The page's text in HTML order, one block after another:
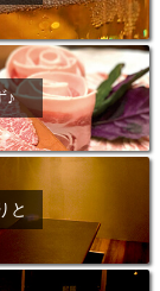
♪
と